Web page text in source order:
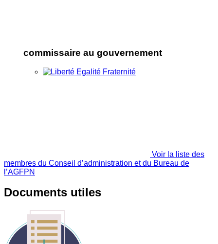
commissaire au gouvernement
Voir la liste des
membres du Conseil d’administration et du Bureau de
l’AGFPN
Documents utiles